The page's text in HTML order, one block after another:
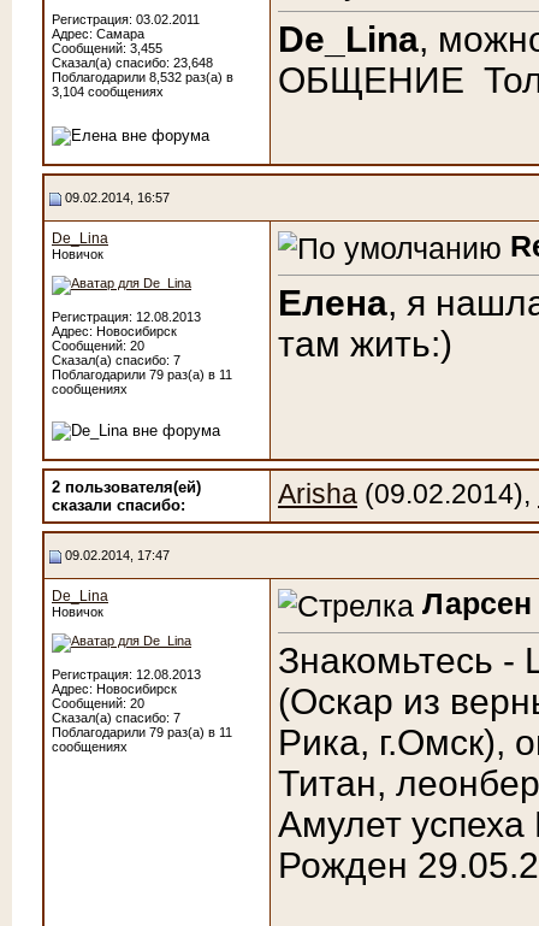
Регистрация: 03.02.2011
Адрес: Самара
Сообщений: 3,455
Сказал(а) спасибо: 23,648
Поблагодарили 8,532 раз(а) в
3,104 сообщениях
De_Lina,
ОБЩЕНИЕ
09.02.2014, 16:57
De_Lina
Новичок
Регистрация: 12.08.2013
Адрес: Новосибирск
Сообщений: 20
Сказал(а) спасибо: 7
Поблагодарили 79 раз(а) в 11
сообщениях
Елена, я
там жить:)
2 пользователя(ей)
сказали cпасибо:
Arisha (09.02.2014),
09.02.2014, 17:47
De_Lina
Новичок
Регистрация: 12.08.2013
Адрес: Новосибирск
Сообщений: 20
Сказал(а) спасибо: 7
Поблагодарили 79 раз(а) в 11
сообщениях
Знакомьтесь
(Оскар из
Рика, г.Омск),
Титан,
Амулет
Рожден